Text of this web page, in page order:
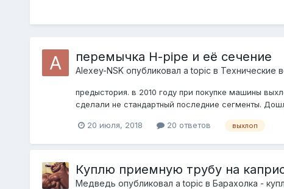
перемычка H-pipe и её сечение
Alexey-NSKопубликовал a topic в Технические
предыстория. в 2010 году при покупке машины
сделали не стандартный последние сегменты.
20 июля, 2018 20 ответов выхлоп
Куплю приемную трубу на
Медведь опубликовал a topic в Барахолка -